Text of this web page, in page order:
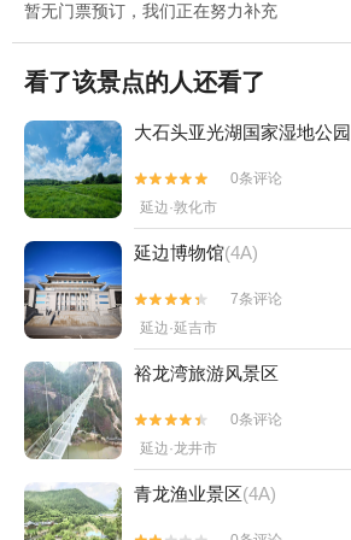
暂无门票预订，我们正在努力补充
看了该景点的人还看了
大石头亚光湖国家湿地公园


0条评论
延边·敦化市
延边博物馆(4A)


7条评论
延边·延吉市
裕龙湾旅游风景区


0条评论
延边·龙井市
青龙渔业景区(4A)